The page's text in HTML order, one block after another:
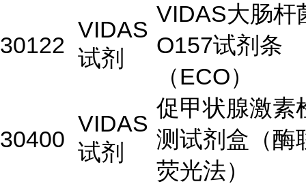
30122
VIDAS
试剂
VIDAS大肠杆
O157试剂条
（ECO）
30400
VIDAS
试剂
促甲状腺激素
测试剂盒（酶
荧光法）